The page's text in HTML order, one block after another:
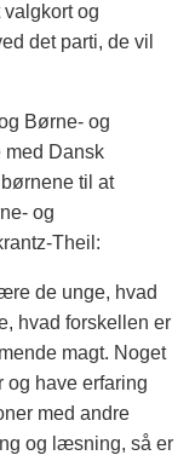
og
det parti, de vil
Børne- og
med Dansk
til at
og
Theil:
de unge, hvad
hvad forskellen er
magt. Noget
og have erfaring
med andre
og læsning, så er